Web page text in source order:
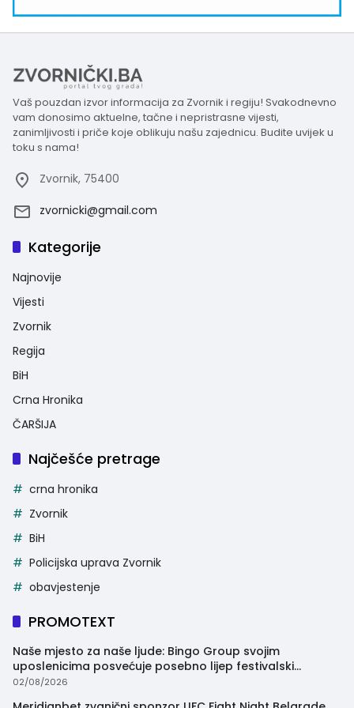
Vaš pouzdan izvor informacija za Zvornik i regiju! Svakodnevno
vam donosimo aktuelne, tačne i nepristrasne vijesti,
zanimljivosti i priče koje oblikuju našu zajednicu. Budite uvijek u
toku s nama!
Zvornik, 75400
zvornicki@gmail.com
Kategorije
Najnovije
Vijesti
Zvornik
Regija
BiH
Crna Hronika
ČARŠIJA
Najčešće pretrage
crna hronika
Zvornik
BiH
Policijska uprava Zvornik
obavjestenje
PROMOTEXT
Naše mjesto za naše ljude: Bingo Group svojim
uposlenicima posvećuje posebno lijep festivalski
trenutak
02/08/2026